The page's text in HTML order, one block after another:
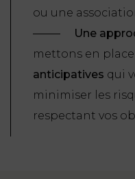
ou une
Une
mettons en
anticipatives qui
minimiser les
respectant vos